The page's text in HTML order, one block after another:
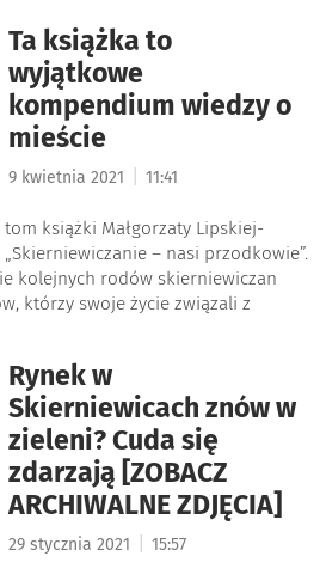
Ta książka to
wyjątkowe
kompendium wiedzy o
mieście
9 kwietnia 2021 11:41
książki Małgorzaty Lipskiej-
– nasi przodkowie”.
kolejnych rodów skierniewiczan
którzy swoje życie związali z
Rynek w
Skierniewicach znów w
zieleni? Cuda się
zdarzają [ZOBACZ
ARCHIWALNE ZDJĘCIA]
29 stycznia 2021
15:57